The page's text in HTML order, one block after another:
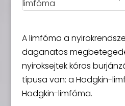
A limfóma a
daganatos
nyiroksejtek kóros
típusa van: a Hodgkin-
Hodgkin-limfóma.